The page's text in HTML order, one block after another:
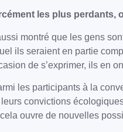
les plus
montré que les gens
ils seraient en partie
de s’exprimer, ils en
les participants à la
convictions
ouvre de nouvelles